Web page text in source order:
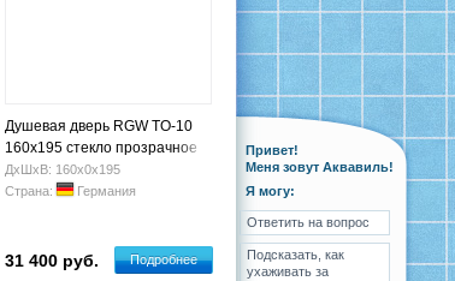
Душевая дверь RGW TO-10
160х195 стекло прозрачное
ДхШхВ: 160х0х195
Страна:
Германия
31 400 руб. Подробнее
Привет!
Меня зовут Аквавиль!
Я могу:
Ответить на вопрос
Подсказать, как
ухаживать за